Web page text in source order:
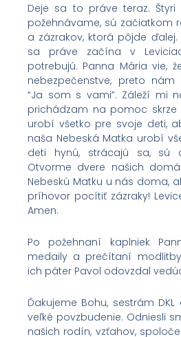
Deje sa to práve teraz. Štyri
požehnávame, sú začiatkom
a zázrakov, ktorá pôjde ďalej.
sa práve začína v
potrebujú. Panna Mária vie,
nebezpečenstve, preto
“Ja som s vami”. Záleží mi
prichádzam na pomoc skrze
urobí všetko pre svoje deti,
naša Nebeská Matka urobí
deti hynú, strácajú sa, sú
Otvorme dvere našich
Nebeskú Matku u nás doma,
príhovor pocítiť zázraky! Levice potrebujú zázraky!
Amen.
Po požehnaní kaplniek
medaily a prečítaní
ich páter Pavol odovzdal
Ďakujeme Bohu, sestrám
veľké povzbudenie. Odniesli
našich rodín, vzťahov,